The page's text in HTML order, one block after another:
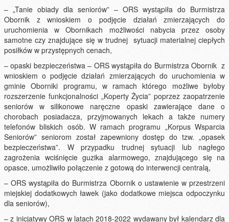
– „Tanie obiady dla seniorów” – ORS wystąpiła do Burmistrza
Obornik z wnioskiem o podjęcie działań zmierzających do
uruchomienia w Obornikach możliwości nabycia przez osoby
samotne czy znajdujące się w trudnej sytuacji materialnej ciepłych
posiłków w przystępnych cenach,
– opaski bezpieczeństwa – ORS wystąpiła do Burmistrza Obornik z
wnioskiem o podjęcie działań zmierzających do uruchomienia w
gminie Oborniki programu, w ramach którego możliwe byłoby
rozszerzenie funkcjonalności „Koperty Życia” poprzez zaopatrzenie
seniorów w silikonowe naręczne opaski zawierające dane o
chorobach posiadacza, przyjmowanych lekach a także numery
telefonów bliskich osób. W ramach programu „Korpus Wsparcia
Seniorów” seniorom został zapewniony dostęp do tzw. „opasek
bezpieczeństwa”. W przypadku trudnej sytuacji lub nagłego
zagrożenia wciśnięcie guzika alarmowego, znajdującego się na
opasce, umożliwiło połączenie z gotową do interwencji centralą,
– ORS wystąpiła do Burmistrza Obornik o ustawienie w przestrzeni
miejskiej dodatkowych ławek (jako dodatkowe miejsca odpoczynku
dla seniorów),
– z inicjatywy ORS w latach 2018-2022 wydawany był kalendarz dla